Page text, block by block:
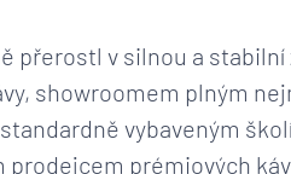
přerostl v silnou a stabilní
showroomem plným
vybaveným
prémiových